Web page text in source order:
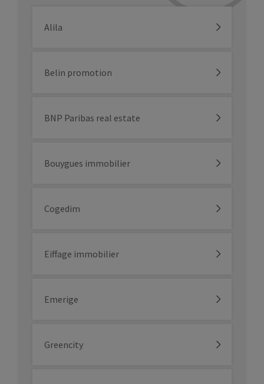
Alila
Belin promotion
BNP Paribas real estate
Bouygues immobilier
Cogedim
Eiffage immobilier
Emerige
Greencity